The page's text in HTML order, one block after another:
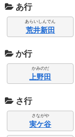
あ行
あらいしんでん
荒井新田
か行
かみのだ
上野田
さ行
さながや
実ケ谷